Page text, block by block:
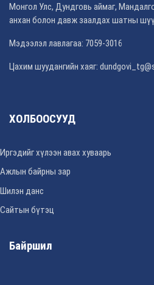
Монгол Улс, Дундговь аймаг,
анхан болон давж заалдах шатны
Мэдээлэл лавлагаа: 7059-3016
Цахим шуудангийн хаяг:
ХОЛБООСУУД
Иргэдийг хүлээн авах хуваарь
Ажлын байрны зар
Шилэн данс
Сайтын бүтэц
Байршил